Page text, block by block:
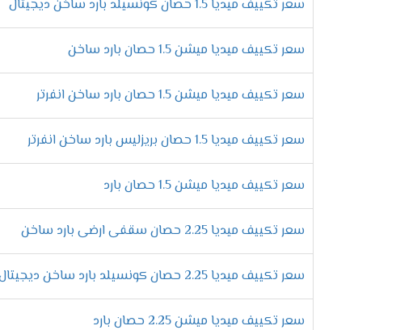
خاصية ميقات الإيقاف /التشغيل
نوفر تلك الخاصية للأستمتاع بتشغيل الجهاز من
المحدد يقوم الجهاز بتشغيل نفسه أو التوقف ولأبد
توزيع الهواء فى 4 اتجاهات
خلى وقت أكثر متعه مع اجهزة ميديا التى تعمل على
تجده الا فقط معنا .
خاصية وضع النوم
أستمتع بكل وقتك مع أجهزة ميديا الاكثر كفاءة
وعند الوصول لها يتم التوقف اوتوماتك.
سعر تكييف ميديا 1.5 حصان كونسيلد بارد ساخن ديجيتال
سعر تكييف ميديا ميشن 1.5 حصان بارد ساخن
سعر تكييف ميديا ميشن 1.5 حصان بارد ساخن انفرتر
سعر تكييف ميديا 1.5 حصان بريزليس بارد ساخن انفرتر
سعر تكييف ميديا ميشن 1.5 حصان بارد
سعر تكييف ميديا 2.25 حصان سقفى ارضى بارد ساخن
سعر تكييف ميديا 2.25 حصان كونسيلد بارد ساخن ديجيتال
سعر تكييف ميديا ميشن 2.25 حصان بارد